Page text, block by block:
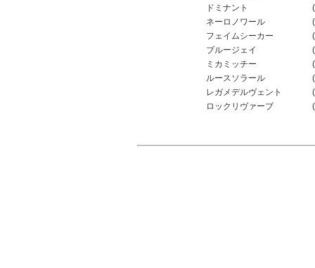
ドミナント
ネーロノワール
フェイムシーカー
ブルージェイ
ミカミッチー
ルースソラール
レガメデルヴェント
ロックリヴァーブ